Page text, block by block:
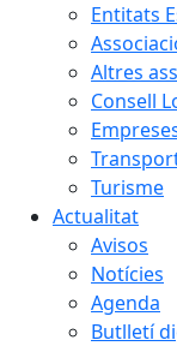
Entitats
Altres
Consell
Turisme
Actualitat
Avisos
Notícies
Agenda
Butlletí